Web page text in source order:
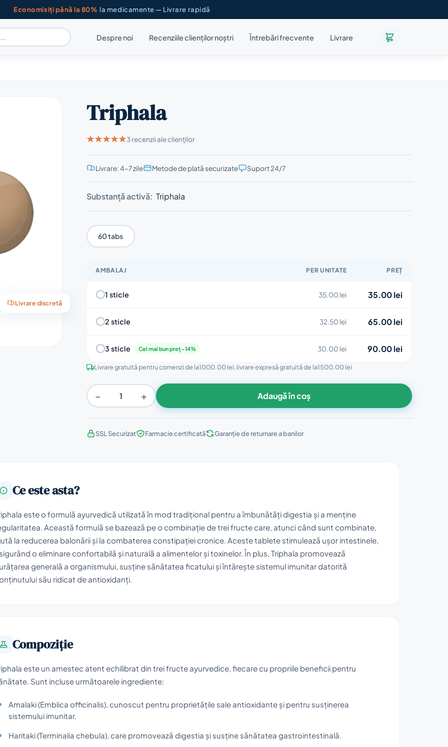
Economisiți până la 80% la medicamente — Livrare rapidă
Despre noi Recenziile clienților noștri Întrebări frecvente Livrare
Livrare discretă
Triphala
3 recenzii ale clienților
Livrare: 4–7 zile Metode de plată securizate Suport 24/7
Substanță activă: Triphala
60 tabs
AMBALAJ PER UNITATE PREȚ
1 sticle 35.00 lei 35.00 lei
2 sticle 32.50 lei 65.00 lei
3 sticle Cel mai bun preț -14% 30.00 lei 90.00 lei
Livrare gratuită pentru comenzi de la1000.00 lei, livrare expresă gratuită de la1500.00 lei
− + Adaugă în coș
SSL Securizat Farmacie certificată Garanție de returnare a banilor
Ce este asta?
este o formulă ayurvedică utilizată în mod tradițional pentru a îmbunătăți digestia și a menține
Această formulă se bazează pe o combinație de trei fructe care, atunci când sunt combinate,
la reducerea balonării și la combaterea constipației cronice. Aceste tablete stimulează ușor intestinele,
o eliminare confortabilă și naturală a alimentelor și toxinelor. În plus, Triphala promovează
generală a organismului, susține sănătatea ficatului și întărește sistemul imunitar datorită
său ridicat de antioxidanți.
Compoziţie
este un amestec atent echilibrat din trei fructe ayurvedice, fiecare cu propriile beneficii pentru
Sunt incluse următoarele ingrediente:
Amalaki (Emblica officinalis), cunoscut pentru proprietățile sale antioxidante și pentru susținerea
sistemului imunitar.
Haritaki (Terminalia chebula), care promovează digestia și susține sănătatea gastrointestinală.